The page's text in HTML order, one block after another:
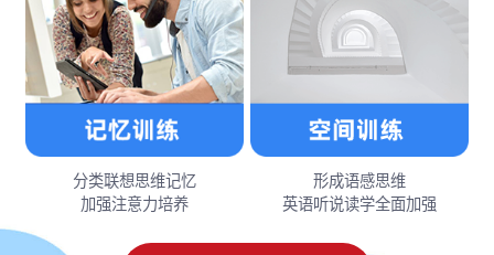
分类联想思维记忆
加强注意力培养
形成语感思维
英语听说读学全面加强